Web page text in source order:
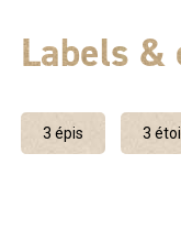
Labels &
3 épis 3